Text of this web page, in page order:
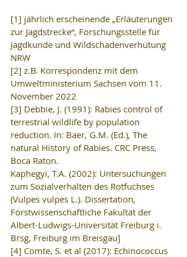
[1] jährlich erscheinende „Erläuterungen
zur Jagdstrecke“, Forschungsstelle für
Jagdkunde und Wildschadenverhütung
NRW
[2] z.B. Korrespondenz mit dem
Umweltministerium Sachsen vom 11.
November 2022
[3] Debbie, J. (1991): Rabies control of
terrestrial wildlife by population
reduction. In: Baer, G.M. (Ed.), The
natural History of Rabies. CRC Press,
Boca Raton.
Kaphegyi, T.A. (2002): Untersuchungen
zum Sozialverhalten des Rotfuchses
(Vulpes vulpes L.). Dissertation,
Forstwissenschaftliche Fakultät der
Albert-Ludwigs-Universität Freiburg i.
Brsg, Freiburg im Breisgau]
[4] Comte, S. et al (2017): Echinococcus